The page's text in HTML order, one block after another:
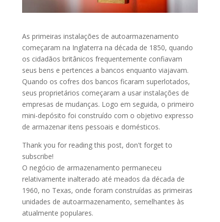
As primeiras instalações de autoarmazenamento
começaram na Inglaterra na década de 1850, quando
os cidadãos britânicos frequentemente confiavam
seus bens e pertences a bancos enquanto viajavam.
Quando os cofres dos bancos ficaram superlotados,
seus proprietários começaram a usar instalações de
empresas de mudanças. Logo em seguida, o primeiro
mini-depósito foi construído com o objetivo expresso
de armazenar itens pessoais e domésticos.
Thank you for reading this post, don't forget to
subscribe!
O negócio de armazenamento permaneceu
relativamente inalterado até meados da década de
1960, no Texas, onde foram construídas as primeiras
unidades de autoarmazenamento, semelhantes às
atualmente populares.